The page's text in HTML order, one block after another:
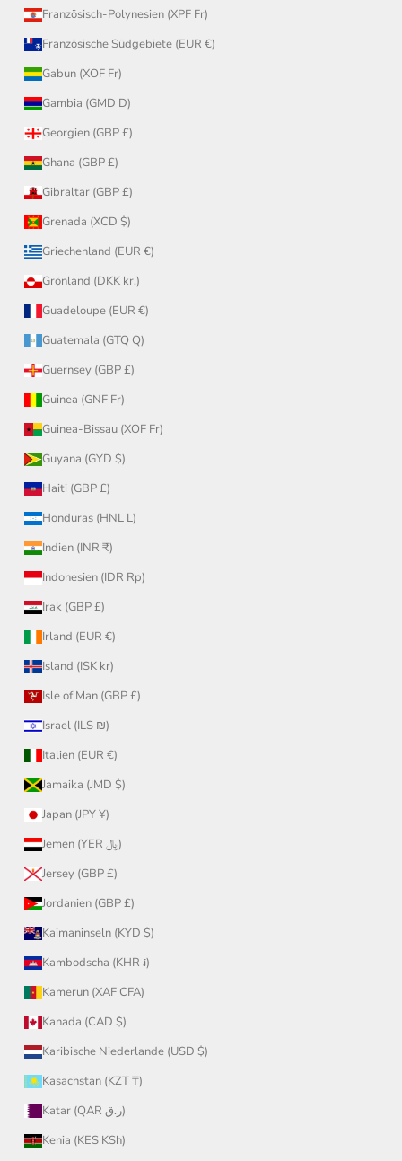
Französisch-Polynesien (XPF Fr)
Französische Südgebiete (EUR €)
Gabun (XOF Fr)
Gambia (GMD D)
Georgien (GBP £)
Ghana (GBP £)
Gibraltar (GBP £)
Grenada (XCD $)
Griechenland (EUR €)
Grönland (DKK kr.)
Guadeloupe (EUR €)
Guatemala (GTQ Q)
Guernsey (GBP £)
Guinea (GNF Fr)
Guinea-Bissau (XOF Fr)
Guyana (GYD $)
Haiti (GBP £)
Honduras (HNL L)
Indien (INR ₹)
Indonesien (IDR Rp)
Irak (GBP £)
Irland (EUR €)
Island (ISK kr)
Isle of Man (GBP £)
Israel (ILS ₪)
Italien (EUR €)
Jamaika (JMD $)
Japan (JPY ¥)
Jemen (YER ﷼)
Jersey (GBP £)
Jordanien (GBP £)
Kaimaninseln (KYD $)
Kambodscha (KHR ៛)
Kamerun (XAF CFA)
Kanada (CAD $)
Karibische Niederlande (USD $)
Kasachstan (KZT ₸)
Katar (QAR ر.ق)
Kenia (KES KSh)